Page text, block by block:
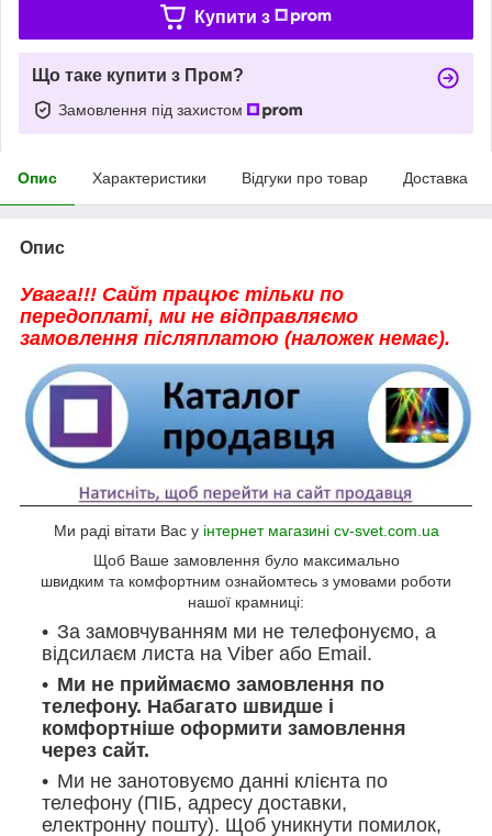
Купити з
Що таке купити з Пром?
Замовлення під захистом
Опис Характеристики Відгуки про товар Доставка
Опис
Увага!!! Сайт працює тільки по
передоплаті, ми не відправляємо
замовлення післяплатою (наложек немає).
Ми раді вітати Вас у інтернет магазині cv-svet.com.ua
Щоб Ваше замовлення було максимально
швидким та комфортним ознайомтесь з умовами роботи
нашої крамниці:
За замовчуванням ми не телефонуємо, а
відсилаєм листа на Viber або Email.
Ми не приймаємо замовлення по
телефону. Набагато швидше і
комфортніше оформити замовлення
через сайт.
Ми не занотовуємо данні клієнта по
телефону (ПІБ, адресу доставки,
електронну пошту). Щоб уникнути помилок,